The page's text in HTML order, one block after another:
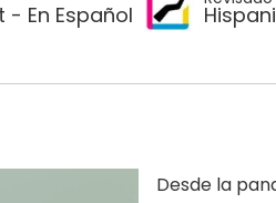
En Español
Desde la